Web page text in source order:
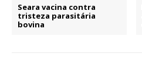
Seara vacina contra
tristeza parasitária
bovina